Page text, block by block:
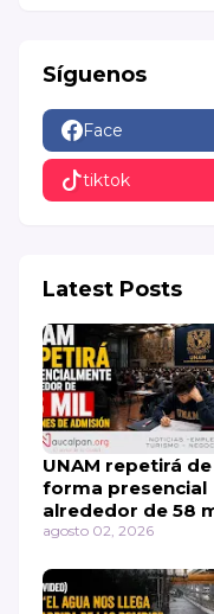
Síguenos
Face
tiktok
Latest Posts
UNAM repetirá de
forma presencial
alrededor de 58
exámenes de
agosto 02, 2026